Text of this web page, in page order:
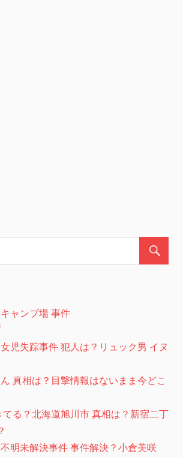
ャンプ場 事件
児失踪事件 犯人は？リュック男 イヌ
真相は？目撃情報はないまま今どこ
る？北海道旭川市 真相は？新宿二丁
明未解決事件 事件解決？小倉美咲